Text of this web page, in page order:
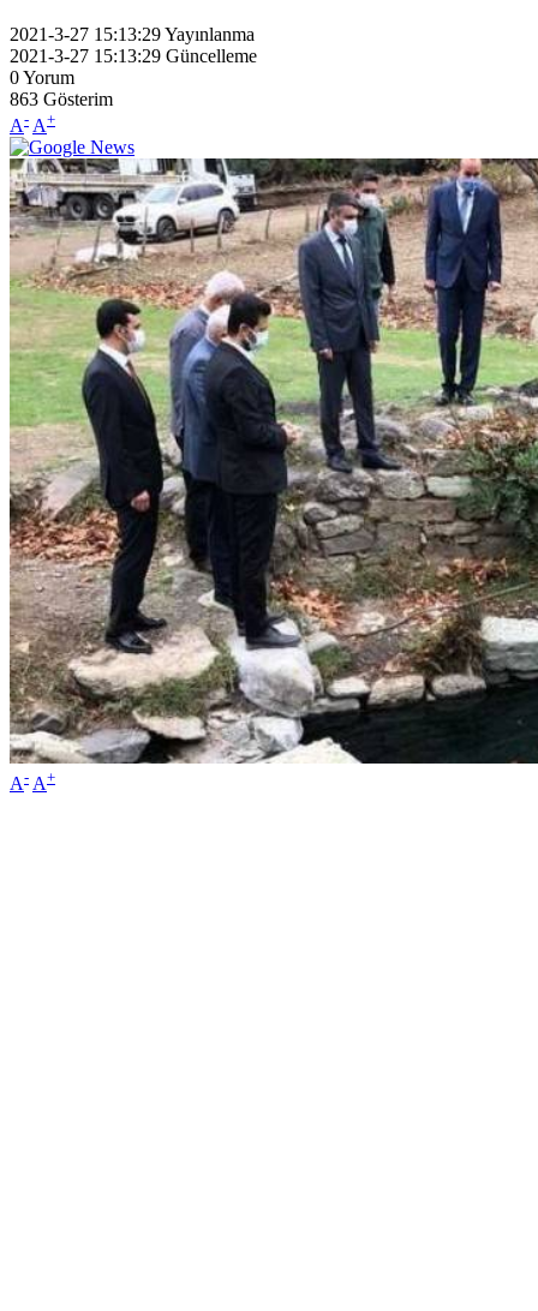
2021-3-27 15:13:29Yayınlanma
2021-3-27 15:13:29 Güncelleme
0Yorum
863 Gösterim
A- A+
A- A+